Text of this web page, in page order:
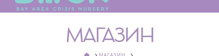
МАГАЗИН
ДОМ